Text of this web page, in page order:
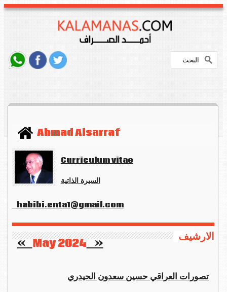
Ahmad Alsarraf
Curriculum vitae
السيرة الذاتية
habibi.enta1@gmail.com
الارشيف «
May 2024
»
تصورات العراقي حسين سعدون الحيدري